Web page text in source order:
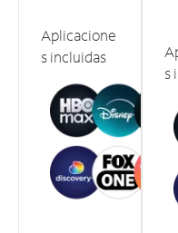
Aplicacione
s incluidas
s